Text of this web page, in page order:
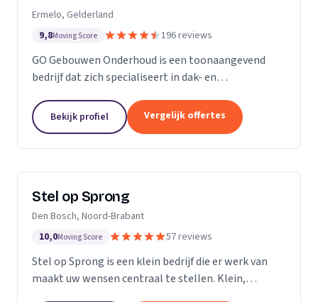
Ermelo, Gelderland
9,8Moving Score 196 reviews
GO Gebouwen Onderhoud is een toonaangevend
bedrijf dat zich specialiseert in dak- en
samenhangt. Met onze vakkundige aanpak zorgen
we ervoor dat uw pand...
Bekijk profiel Vergelijk offertes
Stel op Sprong
Den Bosch, Noord-Brabant
10,0Moving Score 57 reviews
Stel op Sprong is een klein bedrijf die er werk van
maakt uw wensen centraal te stellen. Klein,